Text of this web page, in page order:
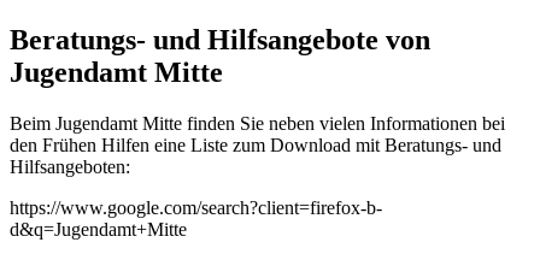
Beratungs- und Hilfsangebote von
Jugendamt Mitte
Beim Jugendamt Mitte finden Sie neben vielen Informationen bei
den Frühen Hilfen eine Liste zum Download mit Beratungs- und
Hilfsangeboten:
https://www.google.com/search?client=firefox-b-
d&q=Jugendamt+Mitte